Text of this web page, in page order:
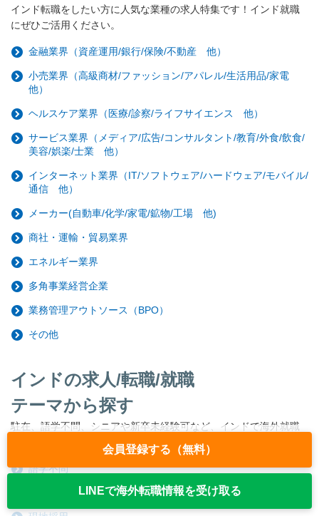
インド転職をしたい方に人気な業種の求人特集です！インド就職
にぜひご活用ください。
金融業界（資産運用/銀行/保険/不動産 他）
小売業界（高級商材/ファッション/アパレル/生活用品/家電
他）
ヘルスケア業界（医療/診察/ライフサイエンス 他）
サービス業界（メディア/広告/コンサルタント/教育/外食/飲食/
美容/娯楽/士業 他）
インターネット業界（IT/ソフトウェア/ハードウェア/モバイル/
通信 他）
メーカー(自動車/化学/家電/鉱物/工場 他)
商社・運輸・貿易業界
エネルギー業界
多角事業経営企業
業務管理アウトソース（BPO）
その他
インドの求人/転職/就職
テーマから探す
駐在、語学不問、シニアや新卒未経験可など、インドで海外就職
をしたい方に人気の求人特集!
語学不問
シニアが活躍の案件
会員登録する（無料）
LINEで海外転職情報を受け取る